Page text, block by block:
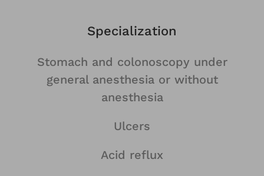
Specialization
Stomach and colonoscopy under
general anesthesia or without
anesthesia
Ulcers
Acid reflux